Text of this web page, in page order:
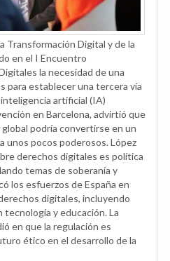
Transformación Digital y de la
en el I Encuentro
la necesidad de una
para establecer una tercera vía
artificial (IA)
en Barcelona, advirtió que
podría convertirse en un
unos pocos poderosos. López
derechos digitales es política
temas de soberanía y
los esfuerzos de España en
digitales, incluyendo
y educación. La
en que la regulación es
ético en el desarrollo de la